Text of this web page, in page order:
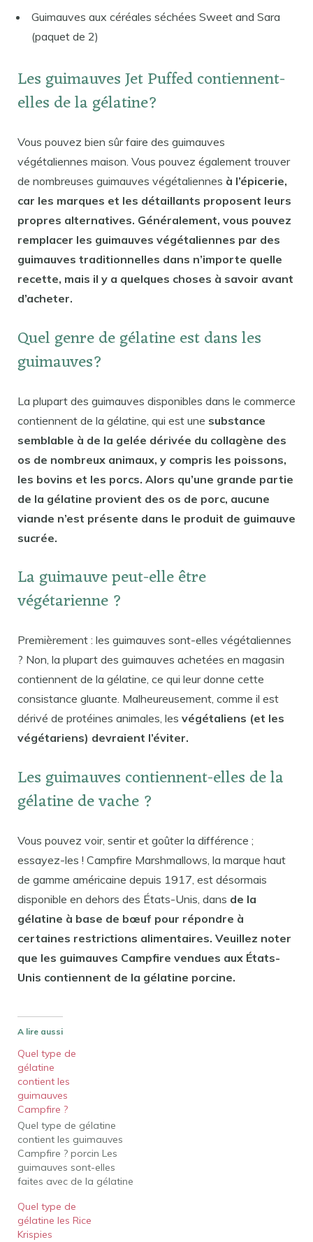
Guimauves aux céréales séchées Sweet and Sara
(paquet de 2)
Les guimauves Jet Puffed contiennent-
elles de la gélatine?
Vous pouvez bien sûr faire des guimauves
végétaliennes maison. Vous pouvez également trouver
de nombreuses guimauves végétaliennes à l’épicerie,
car les marques et les détaillants proposent leurs
propres alternatives. Généralement, vous pouvez
remplacer les guimauves végétaliennes par des
guimauves traditionnelles dans n’importe quelle
recette, mais il y a quelques choses à savoir avant
d’acheter.
Quel genre de gélatine est dans les
guimauves?
La plupart des guimauves disponibles dans le commerce
contiennent de la gélatine, qui est une substance
semblable à de la gelée dérivée du collagène des
os de nombreux animaux, y compris les poissons,
les bovins et les porcs. Alors qu’une grande partie
de la gélatine provient des os de porc, aucune
viande n’est présente dans le produit de guimauve
sucrée.
La guimauve peut-elle être
végétarienne ?
Premièrement : les guimauves sont-elles végétaliennes
? Non, la plupart des guimauves achetées en magasin
contiennent de la gélatine, ce qui leur donne cette
consistance gluante. Malheureusement, comme il est
dérivé de protéines animales, les végétaliens (et les
végétariens) devraient l’éviter.
Les guimauves contiennent-elles de la
gélatine de vache ?
Vous pouvez voir, sentir et goûter la différence ;
essayez-les ! Campfire Marshmallows, la marque haut
de gamme américaine depuis 1917, est désormais
disponible en dehors des États-Unis, dans de la
gélatine à base de bœuf pour répondre à
certaines restrictions alimentaires. Veuillez noter
que les guimauves Campfire vendues aux États-
Unis contiennent de la gélatine porcine.
A lire aussi
Quel type de
gélatine
contient les
guimauves
Campfire ?
Quel type de gélatine
contient les guimauves
Campfire ? porcin Les
guimauves sont-elles
faites avec de la gélatine
Marshmallows, la
marque haut de gamme
américaine depuis 1917,
Quel type de
gélatine les Rice
Krispies